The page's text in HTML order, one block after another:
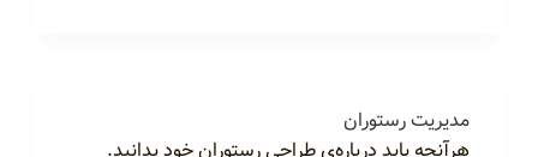
مدیریت رستوران
هرآنچه باید درباره‌ی طراحی رستوران خود بدانید.